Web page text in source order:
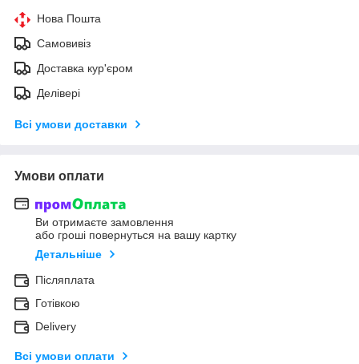
Нова Пошта
Самовивіз
Доставка кур'єром
Делівері
Всі умови доставки
Умови оплати
Ви отримаєте замовлення
або гроші повернуться на вашу картку
Детальніше
Післяплата
Готівкою
Delivery
Всі умови оплати